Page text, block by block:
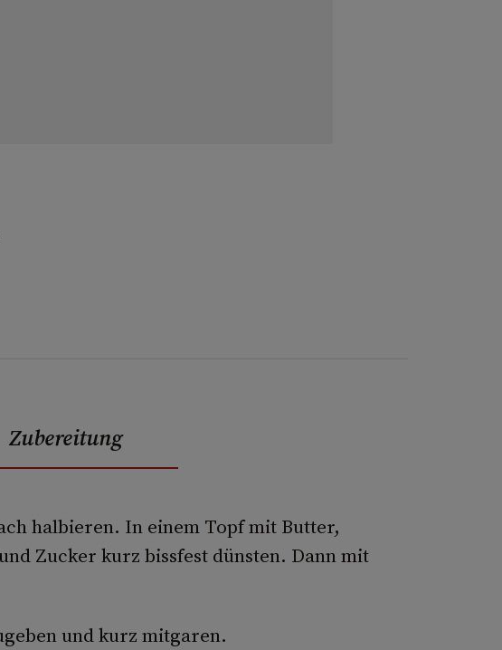
Zubereitung
halbieren. In einem Topf mit Butter,
Zucker kurz bissfest dünsten. Dann mit
und kurz mitgaren.